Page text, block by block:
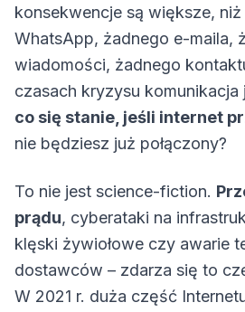
konsekwencje są większe,
WhatsApp, żadnego e-maila,
wiadomości, żadnego
czasach kryzysu
co się stanie, jeśli internet
nie będziesz już połączony?
To nie jest science-fiction.
prądu, cyberataki na
klęski żywiołowe czy awarie
dostawców – zdarza się to
W 2021 r. duża część